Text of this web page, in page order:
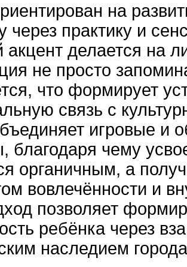
на
практику и
акцент делается на
не просто
что формирует
связь с
игровые и
благодаря чему
органичным, а
вовлечённости и
позволяет
ребёнка через
наследием